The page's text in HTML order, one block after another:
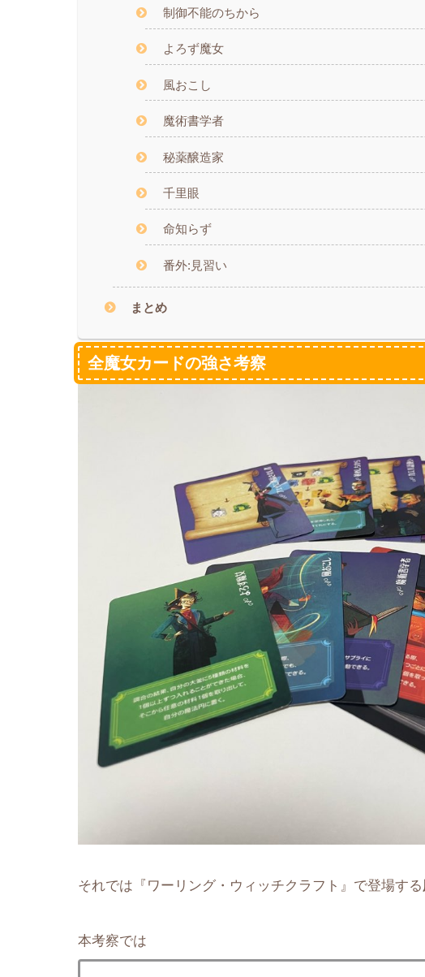
制御不能のちから
よろず魔女
風おこし
魔術書学者
秘薬醸造家
千里眼
命知らず
番外:見習い
まとめ
全魔女カードの強さ考察
それでは『ワーリング・ウィッチクラフト』で登場する
本考察では